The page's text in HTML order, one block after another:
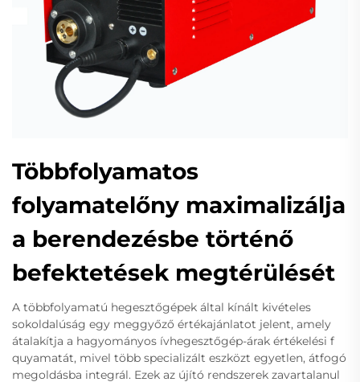
Többfolyamatos
folyamatelőny maximalizálja
a berendezésbe történő
befektetések megtérülését
A többfolyamatú hegesztőgépek által kínált kivételes
sokoldalúság egy meggyőző értékajánlatot jelent, amely
átalakítja a hagyományos ívhegesztőgép-árak értékelési f
quyamatát, mivel több specializált eszközt egyetlen, átfogó
megoldásba integrál. Ezek az újító rendszerek zavartalanul